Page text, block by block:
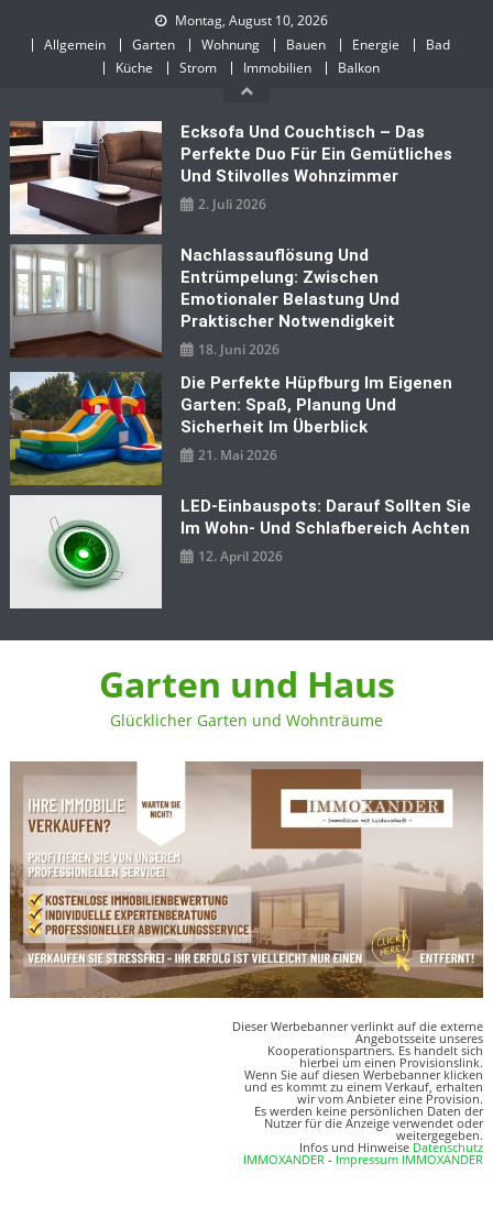
Montag, August 10, 2026
Allgemein
Garten Wohnung Bauen Energie
Bad
Küche
Strom Immobilien Balkon
Ecksofa Und Couchtisch – Das
Perfekte Duo Für Ein Gemütliches
Und Stilvolles Wohnzimmer
2. Juli 2026
Nachlassauflösung Und
Entrümpelung: Zwischen
Emotionaler Belastung Und
Praktischer Notwendigkeit
18. Juni 2026
Die Perfekte Hüpfburg Im Eigenen
Garten: Spaß, Planung Und
Sicherheit Im Überblick
21. Mai 2026
LED‑Einbauspots: Darauf Sollten Sie
Im Wohn- Und Schlafbereich Achten
12. April 2026
Garten und Haus
Glücklicher Garten und Wohnträume
Dieser Werbebanner verlinkt auf die externe
Angebotsseite unseres
Kooperationspartners. Es handelt sich
hierbei um einen Provisionslink.
Wenn Sie auf diesen Werbebanner klicken
und es kommt zu einem Verkauf, erhalten
wir vom Anbieter eine Provision.
Es werden keine persönlichen Daten der
Nutzer für die Anzeige verwendet oder
weitergegeben.
Infos und Hinweise Datenschutz
IMMOXANDER - Impressum IMMOXANDER